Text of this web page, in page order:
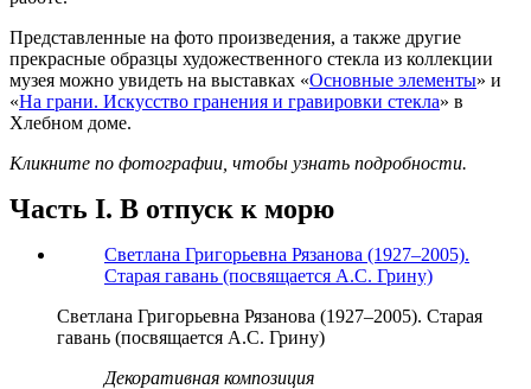
Представленные на фото произведения, а также другие
прекрасные образцы художественного стекла из коллекции
музея можно увидеть на выставках «Основные элементы» и
«На грани. Искусство гранения и гравировки стекла» в
Хлебном доме.
Кликните по фотографии, чтобы узнать подробности.
Часть I. В отпуск к морю
Светлана Григорьевна Рязанова (1927–2005).
Старая гавань (посвящается А.С. Грину)
Светлана Григорьевна Рязанова (1927–2005). Старая
гавань (посвящается А.С. Грину)
Декоративная композиция